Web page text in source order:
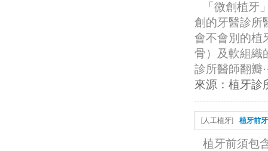
「微創植
創的牙醫診所
會不會別的植
骨）及軟組織
診所醫師翻瓣
來源： 植牙診
[人工植牙] 植牙前
植牙前須包